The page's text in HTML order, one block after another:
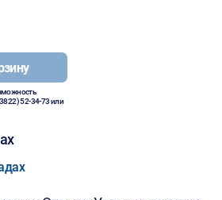
52-34-73или